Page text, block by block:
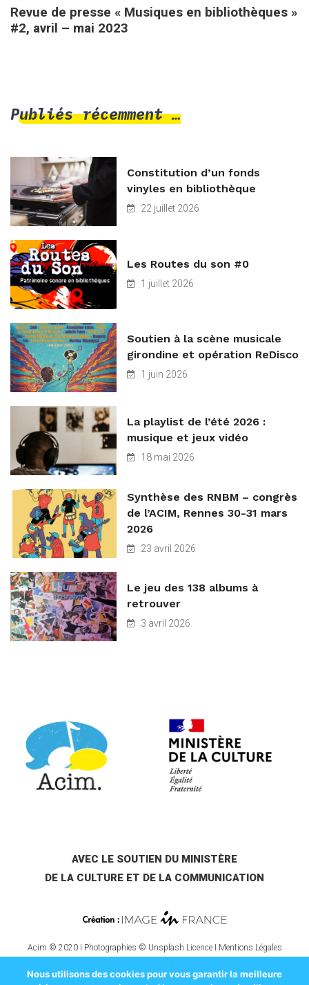
Revue de presse « Musiques en bibliothèques »
#2, avril – mai 2023
Publiés récemment …
Constitution d’un fonds
vinyles en bibliothèque
22 juillet 2026
Les Routes du son #0
1 juillet 2026
Soutien à la scène musicale
girondine et opération ReDisco
1 juin 2026
La playlist de l’été 2026 :
musique et jeux vidéo
18 mai 2026
Synthèse des RNBM – congrès
de l’ACIM, Rennes 30-31 mars
2026
23 avril 2026
Le jeu des 138 albums à
retrouver
3 avril 2026
AVEC LE SOUTIEN DU MINISTÈRE
DE LA CULTURE ET DE LA COMMUNICATION
Acim © 2020 I Photographies © Unsplash Licence I Mentions Légales
Nous utilisons des cookies pour vous garantir la meilleure